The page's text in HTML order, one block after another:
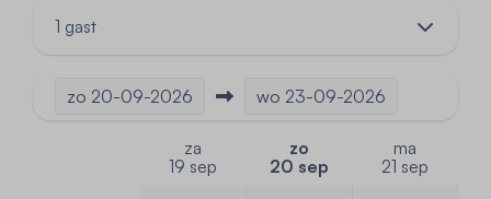
1 gast
zo 20-09-2026 wo 23-09-2026
za
19 sep
zo
20 sep
ma
21 sep